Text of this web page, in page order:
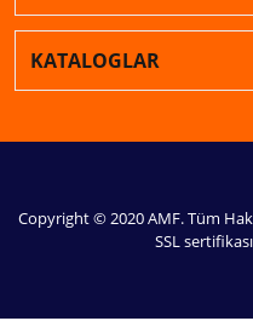
KATALOGLAR
Copyright © 2020 AMF. Tüm
SSL